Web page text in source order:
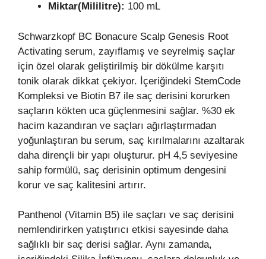
Miktar(Mililitre): 100 mL
Schwarzkopf BC Bonacure Scalp Genesis Root
Activating serum, zayıflamış ve seyrelmiş saçlar
için özel olarak geliştirilmiş bir dökülme karşıtı
tonik olarak dikkat çekiyor. İçeriğindeki StemCode
Kompleksi ve Biotin B7 ile saç derisini korurken
saçların kökten uca güçlenmesini sağlar. %30 ek
hacim kazandıran ve saçları ağırlaştırmadan
yoğunlaştıran bu serum, saç kırılmalarını azaltarak
daha dirençli bir yapı oluşturur. pH 4,5 seviyesine
sahip formülü, saç derisinin optimum dengesini
korur ve saç kalitesini artırır.
Panthenol (Vitamin B5) ile saçları ve saç derisini
nemlendirirken yatıştırıcı etkisi sayesinde daha
sağlıklı bir saç derisi sağlar. Aynı zamanda,